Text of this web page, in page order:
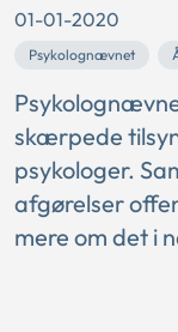
01-01-2020
Psykolognævnet
skærpede
psykologer.
afgørelser
mere om det i